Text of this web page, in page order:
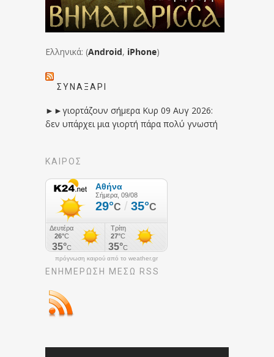
Ελληνικά: (Android, iPhone)
ΣΥΝΑΞΆΡΙ
►►γιορτάζουν σήμερα Κυρ 09 Αυγ 2026:
δεν υπάρχει μια γιορτή πάρα πολύ γνωστή
ΚΑΙΡΟΣ
πρόγνωση καιρού από το weather.gr
ΕΝΗΜΈΡΩΣΉ ΜΕΣΩ RSS